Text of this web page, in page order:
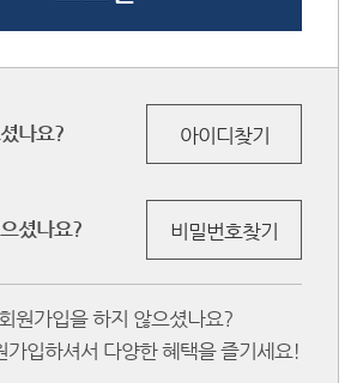
나요? 아이디찾기
셨나요? 비밀번호찾기
원가입을 하지 않으셨나요?
가입하셔서 다양한 혜택을 즐기세요!